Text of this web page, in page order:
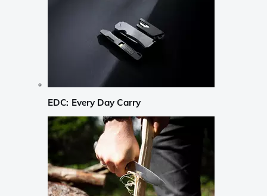
EDC: Every Day Carry